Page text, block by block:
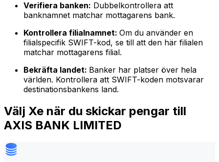
Verifiera banken: Dubbelkontrollera att
banknamnet matchar mottagarens bank.
Kontrollera filialnamnet: Om du använder en
filialspecifik SWIFT-kod, se till att den här filialen
matchar mottagarens filial.
Bekräfta landet: Banker har platser över hela
världen. Kontrollera att SWIFT-koden motsvarar
destinationsbankens land.
Välj Xe när du skickar pengar till
AXIS BANK LIMITED